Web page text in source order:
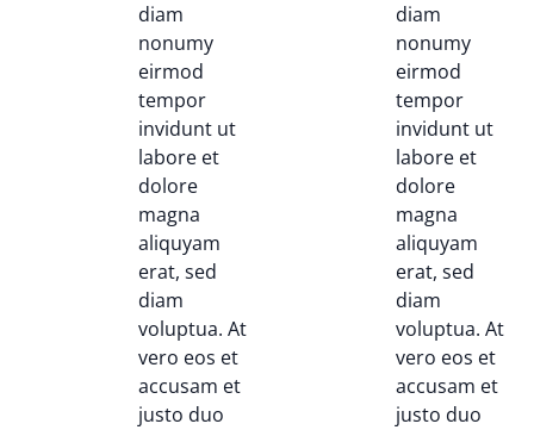
diam
nonumy
eirmod
tempor
invidunt ut
labore et
dolore
magna
aliquyam
erat, sed
diam
voluptua. At
vero eos et
accusam et
justo duo
diam
nonumy
eirmod
tempor
invidunt ut
labore et
dolore
magna
aliquyam
erat, sed
diam
voluptua. At
vero eos et
accusam et
justo duo